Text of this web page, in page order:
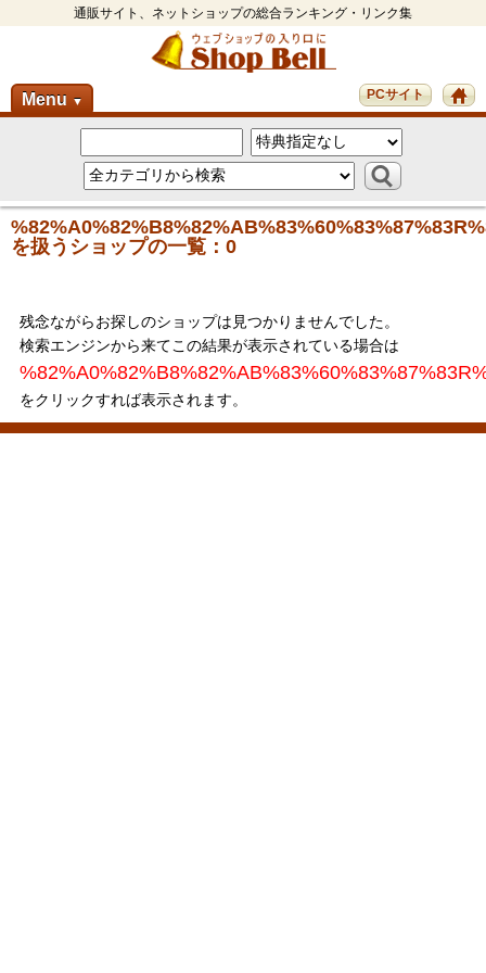
通販サイト、ネットショップの総合ランキング・リンク集
Menu ▼ PCサイト
を扱うショップの一覧：0
残念ながらお探しのショップは見つかりませんでした。
検索エンジンから来てこの結果が表示されている場合は
をクリックすれば表示されます。